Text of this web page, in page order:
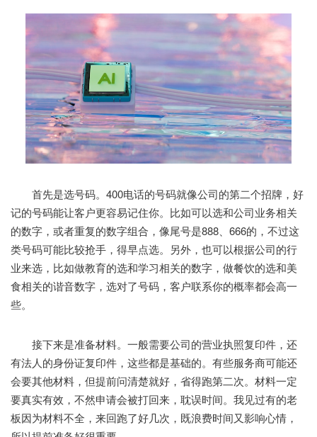
首先是选号码。400电话的号码就像公司的第二个招牌，好
记的号码能让客户更容易记住你。比如可以选和公司业务相关
的数字，或者重复的数字组合，像尾号是888、666的，不过这
类号码可能比较抢手，得早点选。另外，也可以根据公司的行
业来选，比如做教育的选和学习相关的数字，做餐饮的选和美
食相关的谐音数字，选对了号码，客户联系你的概率都会高一
些。
接下来是准备材料。一般需要公司的营业执照复印件，还
有法人的身份证复印件，这些都是基础的。有些服务商可能还
会要其他材料，但提前问清楚就好，省得跑第二次。材料一定
要真实有效，不然申请会被打回来，耽误时间。我见过有的老
板因为材料不全，来回跑了好几次，既浪费时间又影响心情，